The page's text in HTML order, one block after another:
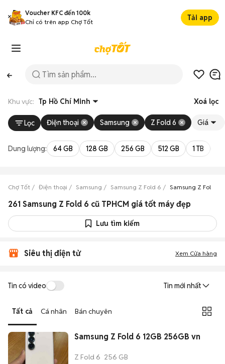
Voucher KFC đến 100k
Chỉ có trên app Chợ Tốt
Tải app
Khu vực: Tp Hồ Chí Minh Xoá lọc
Lọc Điện thoại Samsung Z Fold 6 Giá
Dung lượng: 64 GB 128 GB 256 GB 512 GB 1 TB
Chợ Tốt Điện thoại Samsung Samsung Z Fold 6 Samsung Z Fold 6
261 Samsung Z Fold 6 cũ TPHCM giá tốt máy đẹp
Lưu tìm kiếm
Siêu thị điện tử Xem Cửa hàng
Tin có video Tin mới nhất
Tất cả Cá nhân Bán chuyên
Samsung Z Fold 6 12GB 256GB vn
Z Fold 6 256 GB